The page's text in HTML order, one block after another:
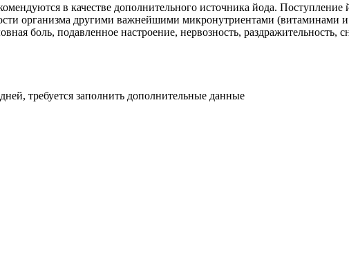
в качестве дополнительного источника йода.
организма другими важнейшими микронутриентами (витаминами
боль, подавленное настроение, нервозность, раздражительность,
требуется заполнить дополнительные данные